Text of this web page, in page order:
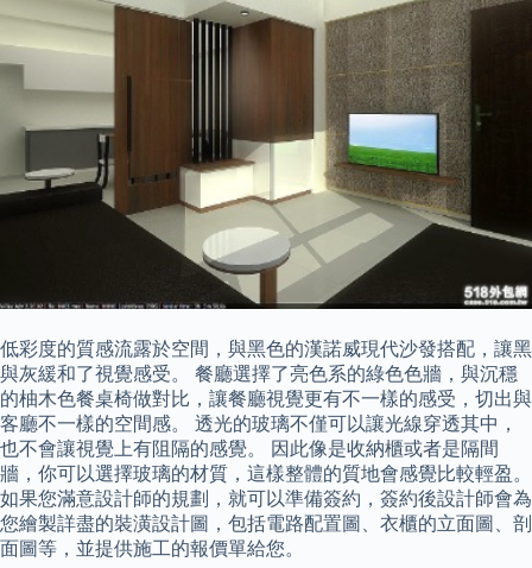
低彩度的質感流露於空間，與黑色的漢諾威現代沙發搭配，讓黑
與灰緩和了視覺感受。 餐廳選擇了亮色系的綠色色牆，與沉穩
的柚木色餐桌椅做對比，讓餐廳視覺更有不一樣的感受，切出與
客廳不一樣的空間感。 透光的玻璃不僅可以讓光線穿透其中，
也不會讓視覺上有阻隔的感覺。 因此像是收納櫃或者是隔間
牆，你可以選擇玻璃的材質，這樣整體的質地會感覺比較輕盈。
如果您滿意設計師的規劃，就可以準備簽約，簽約後設計師會為
您繪製詳盡的裝潢設計圖，包括電路配置圖、衣櫃的立面圖、剖
面圖等，並提供施工的報價單給您。